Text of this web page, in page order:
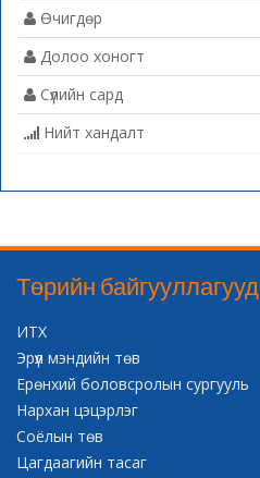
Өчигдөр
Долоо хоногт
Сүүлийн сард
Нийт хандалт
Төрийн байгууллагууд
ИТХ
Эрүүл мэндийн төв
Ерөнхий боловсролын сургууль
Нархан цэцэрлэг
Соёлын төв
Цагдаагийн тасаг